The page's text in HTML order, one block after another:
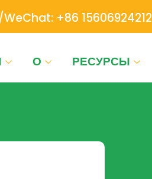
+86 15606924212
О РЕСУРСЫ